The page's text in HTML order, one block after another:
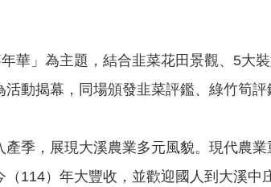
」為主題，結合韭菜花田景觀、5大
動揭幕，同場頒發韭菜評鑑、綠竹筍評
季，展現大溪農業多元風貌。現代農
114）年大豐收，並歡迎國人到大溪中